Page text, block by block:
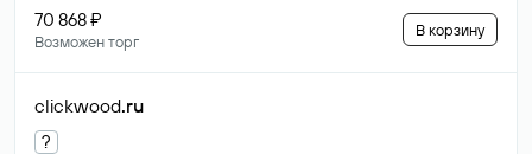
70 868 ₽
Возможен торг
В корзину
clickwood.ru
?